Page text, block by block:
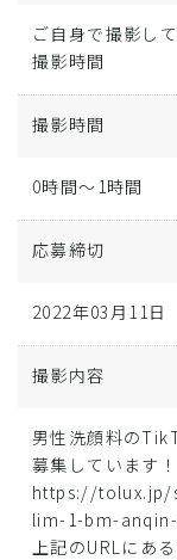
ご自身で撮影し
撮影時間
撮影時間
0時間～1時間
応募締切
2022年03月11日
撮影内容
男性洗顔料の
募集しています！
https://tolux.jp/
lim-1-bm-
上記のURLにあ